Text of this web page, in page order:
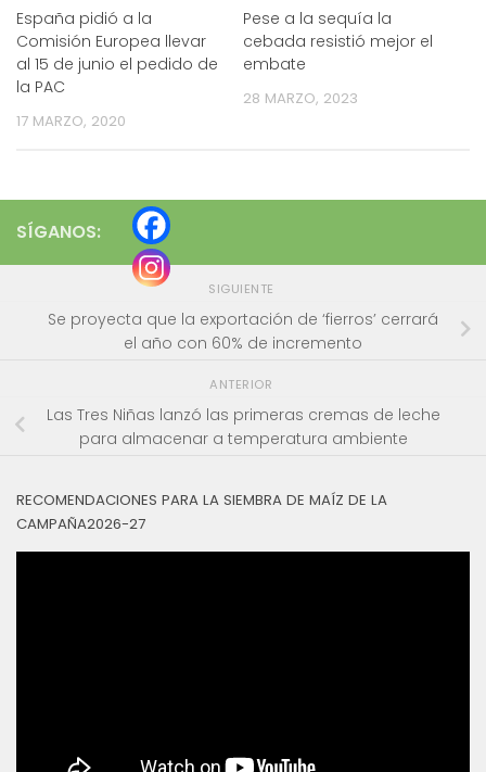
España pidió a la
Comisión Europea llevar
al 15 de junio el pedido de
la PAC
17 MARZO, 2020
Pese a la sequía la
cebada resistió mejor el
embate
28 MARZO, 2023
SÍGANOS:
SIGUIENTE
Se proyecta que la exportación de ‘fierros’ cerrará
el año con 60% de incremento
ANTERIOR
Las Tres Niñas lanzó las primeras cremas de leche
para almacenar a temperatura ambiente
RECOMENDACIONES PARA LA SIEMBRA DE MAÍZ DE LA
CAMPAÑA2026-27